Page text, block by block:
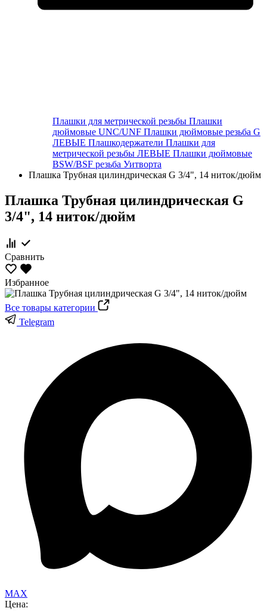
Плашки для метрической резьбы Плашки
дюймовые UNC/UNF Плашки дюймовые резьба G
ЛЕВЫЕ Плашкодержатели Плашки для
метрической резьбы ЛЕВЫЕ Плашки дюймовые
BSW/BSF резьба Уитворта
Плашка Трубная цилиндрическая G 3/4", 14 ниток/дюйм
Плашка Трубная цилиндрическая G
3/4", 14 ниток/дюйм
Сравнить
Избранное
Все товары категории
Telegram
MAX
Цена: